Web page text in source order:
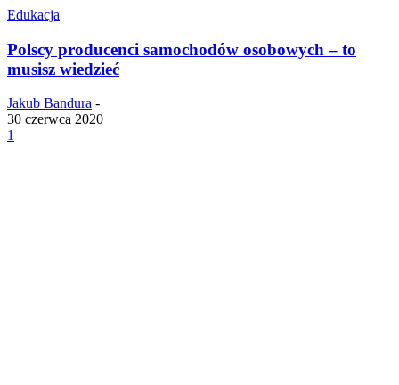
Edukacja
Polscy producenci samochodów osobowych – to
musisz wiedzieć
Jakub Bandura -
30 czerwca 2020
1